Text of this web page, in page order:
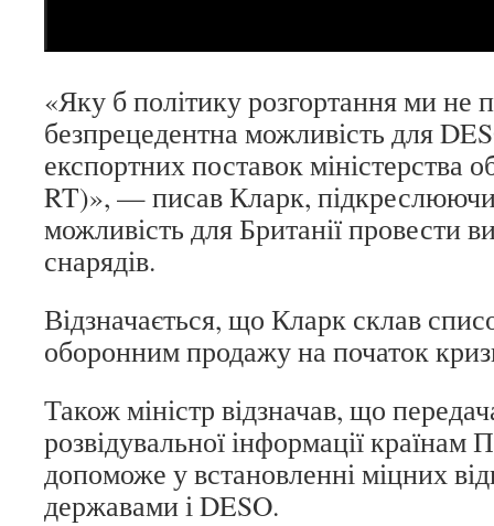
«Яку б політику розгортання ми не
безпрецедентна можливість для
експортних поставок міністерства
RT)», — писав Кларк,
можливість для Британії провести
снарядів.
Відзначається, що Кларк склав
оборонним продажу на початок
Також міністр відзначав, що
розвідувальної інформації країнам
допоможе у встановленні міцних
державами і DESO.